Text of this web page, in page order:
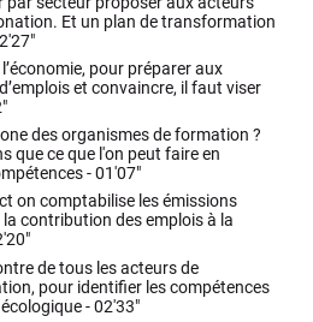
Et un plan de transformation
pour préparer aux
et convaincre, il faut viser
des organismes de formation ?
que ce que l'on peut faire en
-01'07"
on comptabilise les émissions
contribution des emplois à la
de tous les acteurs de
pour identifier les compétences
-02'33"